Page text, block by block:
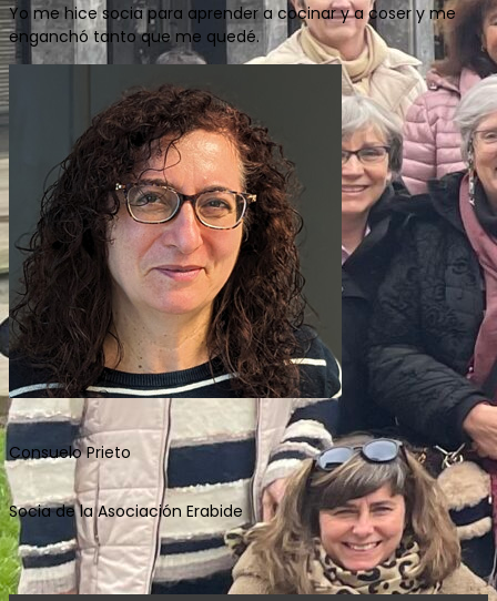
Yo me hice socia para aprender a cocinar y a coser y me
enganchó tanto que me quedé.
Consuelo Prieto
Socia de la Asociación Erabide